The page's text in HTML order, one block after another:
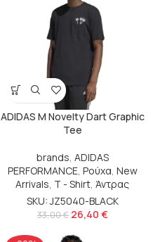
ADIDAS M Novelty Dart Graphic
Tee
brands ADIDAS
PERFORMANCE, Ρούχα New
Arrivals T - Shirt ,Άντρας
SKU: JZ5040-BLACK
33,00€ 26,40 €